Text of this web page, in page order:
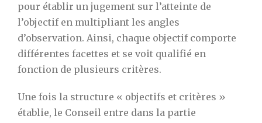
pour établir un jugement sur l’atteinte de
l’objectif en multipliant les angles
d’observation. Ainsi, chaque objectif comporte
différentes facettes et se voit qualifié en
fonction de plusieurs critères.
Une fois la structure « objectifs et critères »
établie, le Conseil entre dans la partie